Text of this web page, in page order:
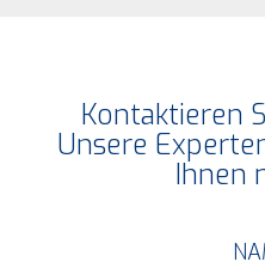
Kontaktieren
Unsere
Ihnen